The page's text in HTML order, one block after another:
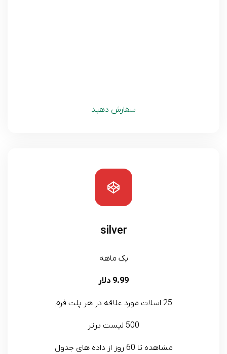
سفارش دهید
silver
یک ماهه
9.99 دلار
25 اسلات مورد علاقه در هر پلت فرم
500 لیست برتر
مشاهده تا 60 روز از داده های جدول